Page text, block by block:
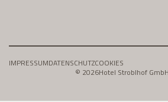
IMPRESSUMDATENSCHUTZCOOKIES
© 2026Hotel Stroblhof